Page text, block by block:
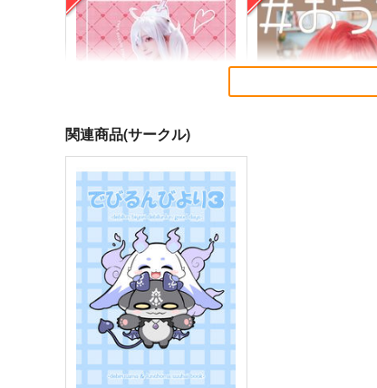
In sickness and in health
黒飴会
専売 550円（税込）
にじさんじ 健屋花那
サンプル カート
関連商品(サークル)